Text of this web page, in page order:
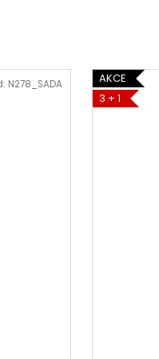
N278_SADA
AKCE
3 + 1